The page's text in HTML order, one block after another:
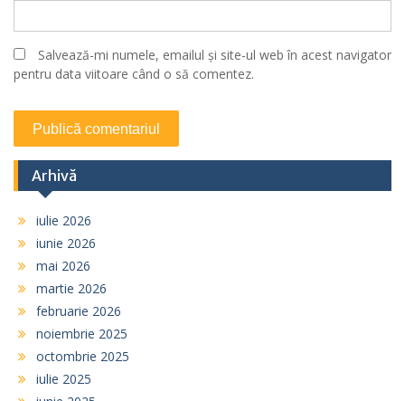
Salvează-mi numele, emailul și site-ul web în acest navigator
pentru data viitoare când o să comentez.
Arhivă
iulie 2026
iunie 2026
mai 2026
martie 2026
februarie 2026
noiembrie 2025
octombrie 2025
iulie 2025